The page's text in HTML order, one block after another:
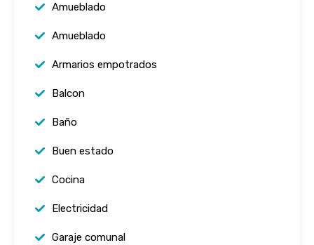
Amueblado
Amueblado
Armarios empotrados
Balcon
Baño
Buen estado
Cocina
Electricidad
Garaje comunal